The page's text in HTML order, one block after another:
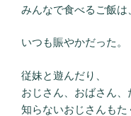
みんなで食べるご飯は
いつも賑やかだった。
従妹と遊んだり、
おじさん、おばさん、
知らないおじさんもた